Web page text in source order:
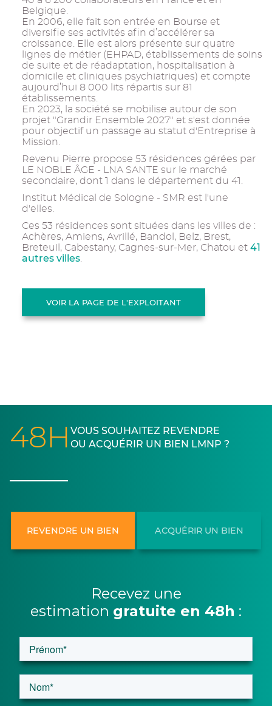
Belgique.
En 2006, elle fait son entrée en Bourse et
diversifie ses activités afin d’accélérer sa
croissance. Elle est alors présente sur quatre
lignes de métier (EHPAD, établissements de soins
de suite et de réadaptation, hospitalisation à
domicile et cliniques psychiatriques) et compte
aujourd’hui 8 000 lits répartis sur 81
établissements.
En 2023, la société se mobilise autour de son
projet "Grandir Ensemble 2027" et s'est donnée
pour objectif un passage au statut d'Entreprise à
Mission.
Revenu Pierre propose 53 résidences gérées par
LE NOBLE ÂGE - LNA SANTE sur le marché
secondaire, dont 1 dans le département du 41.
Institut Médical de Sologne - SMR est l'une
d'elles.
Ces 53 résidences sont situées dans les villes de :
Achères, Amiens, Avrillé, Bandol, Belz, Brest,
Breteuil, Cabestany, Cagnes-sur-Mer, Chatou et 41
autres villes
VOIR LA PAGE DE L'EXPLOITANT
48H VOUS SOUHAITEZ REVENDRE
OU ACQUÉRIR UN BIEN LMNP ?
REVENDRE UN BIEN ACQUÉRIR UN BIEN